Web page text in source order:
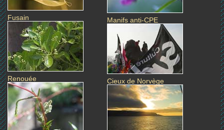
Fusain
Renouée
Manifs anti-CPE
Cieux de Norvège